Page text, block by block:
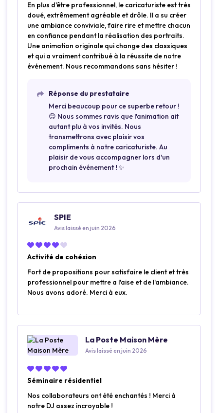
En plus d'être professionnel, le caricaturiste est très
doué, extrêmement agréable et drôle. Il a su créer
une ambiance conviviale, faire rire et mettre chacun
en confiance pendant la réalisation des portraits.
Une animation originale qui change des classiques
et qui a vraiment contribué à la réussite de notre
événement. Nous recommandons sans hésiter !
Réponse du prestataire
Merci beaucoup pour ce superbe retour !
😊 Nous sommes ravis que l'animation ait
autant plu à vos invités. Nous
transmettrons avec plaisir vos
compliments à notre caricaturiste. Au
plaisir de vous accompagner lors d'un
prochain événement ! ✨
SPIE
Avis laissé en juin 2026
Activité de cohésion
Fort de propositions pour satisfaire le client et très
professionnel pour mettre a l'aise et de l'ambiance.
Nous avons adoré. Merci à eux.
La Poste Maison Mère
Avis laissé en juin 2026
Séminaire résidentiel
Nos collaborateurs ont été enchantés ! Merci à
notre DJ assez incroyable !